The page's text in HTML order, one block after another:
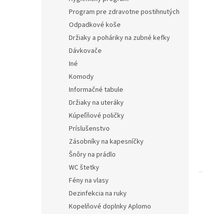
Program pre zdravotne postihnutých
Odpadkové koše
Držiaky a poháriky na zubné kefky
Dávkovače
Iné
Komody
Informačné tabule
Držiaky na uteráky
Kúpeľňové poličky
Príslušenstvo
Zásobníky na kapesníčky
Šnôry na prádlo
WC štetky
Fény na vlasy
Dezinfekcia na ruky
Kopelňové doplnky Aplomo